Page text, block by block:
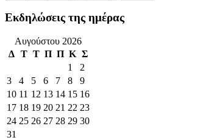
Εκδηλώσεις της ημέρας
Αυγούστου 2026
Δ Τ Τ Π Π Κ Σ
1
2
3
4 5 6 7 8
9
10 11 12 13 14 15 16
17 18 19 20 21 22 23
24 25 26 27 28 29 30
31